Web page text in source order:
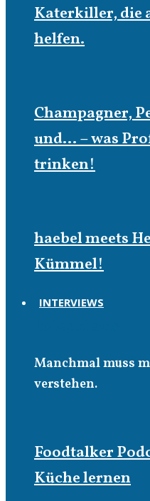
Katerkiller, die
helfen.
Champagner,
und… – was
trinken!
haebel meets
Kümmel!
INTERVIEWS
Manchmal muss
verstehen.
Foodtalker
Küche lernen